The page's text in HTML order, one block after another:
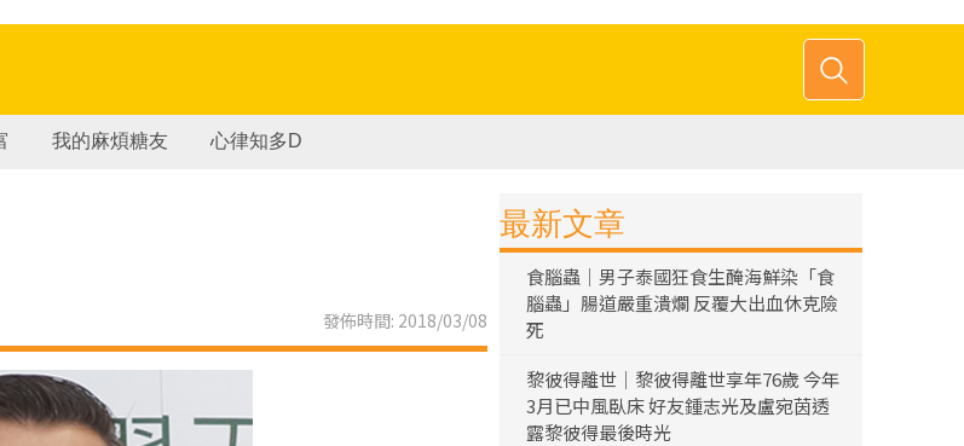
我的麻煩糖友 心律知多D
發佈時間: 2018/03/08
最新文章
食腦蟲｜男子泰國狂食生醃海鮮染「食
腦蟲」腸道嚴重潰爛 反覆大出血休克險
死
黎彼得離世｜黎彼得離世享年76歲 今年
3月已中風臥床 好友鍾志光及盧宛茵透
露黎彼得最後時光